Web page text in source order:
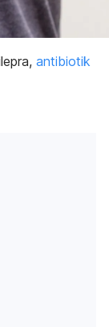
antibiotik